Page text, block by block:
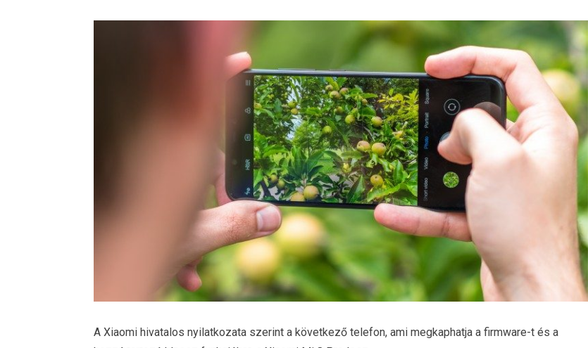
A Xiaomi hivatalos nyilatkozata szerint a következő telefon, ami megkaphatja a firmware-t és a